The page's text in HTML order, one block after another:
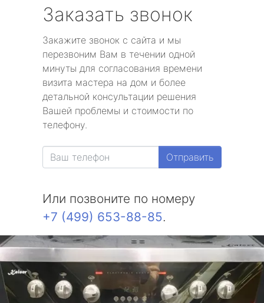
Заказать звонок
Закажите звонок с сайта и мы
перезвоним Вам в течении одной
минуты для согласования времени
визита мастера на дом и более
детальной консультации решения
Вашей проблемы и стоимости по
телефону.
Отправить
Или позвоните по номеру
+7 (499) 653-88-85.